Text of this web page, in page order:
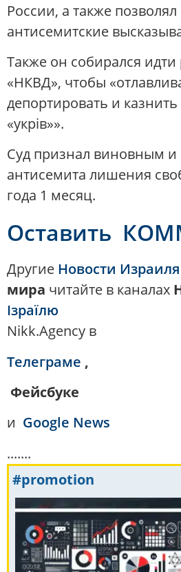
России, а также позволял
антисемитские
Также он собирался идти
«НКВД», чтобы
депортировать и казнить
«укрів»».
Суд признал виновным и
антисемита лишения
года 1 месяц.
Оставить
Другие Новости Израиля
мира читайте в каналах
Ізраїлю
Nikk.Agency в
Телеграме ,
Фейсбуке
и Google News
.......
#promotion